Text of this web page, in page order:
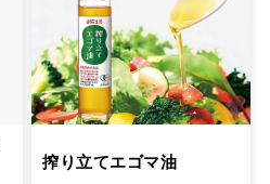
搾り立てエゴマ油